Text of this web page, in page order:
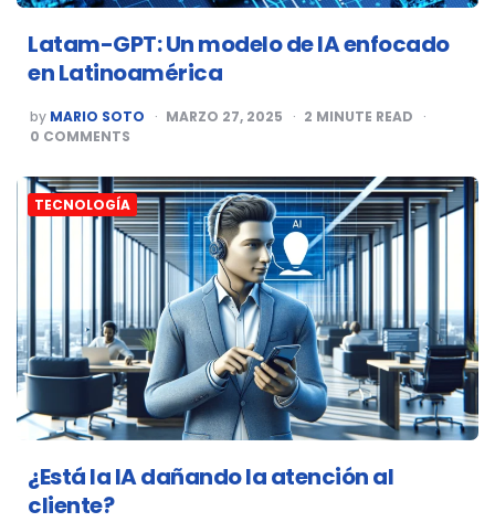
Latam-GPT: Un modelo de IA enfocado
en Latinoamérica
POSTED
BY
by MARIO SOTO MARZO 27, 2025 2 MINUTE READ
0 COMMENTS
TECNOLOGÍA
¿Está la IA dañando la atención al
cliente?